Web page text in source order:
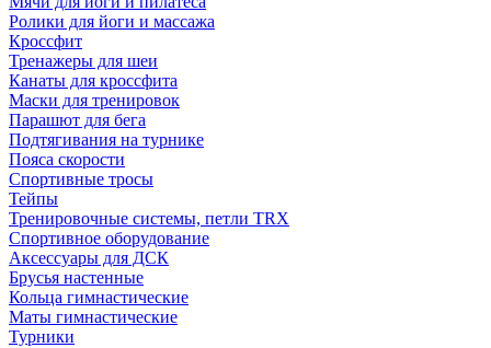
Ролики для йоги и массажа
Кроссфит
Тренажеры для шеи
Канаты для кроссфита
Маски для тренировок
Парашют для бега
Подтягивания на турнике
Пояса скорости
Спортивные тросы
Тейпы
Тренировочные системы, петли TRX
Спортивное оборудование
Аксессуары для ДСК
Брусья настенные
Кольца гимнастические
Маты гимнастические
Турники